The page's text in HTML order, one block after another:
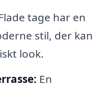
tage har en
stil, der kan
look.
En